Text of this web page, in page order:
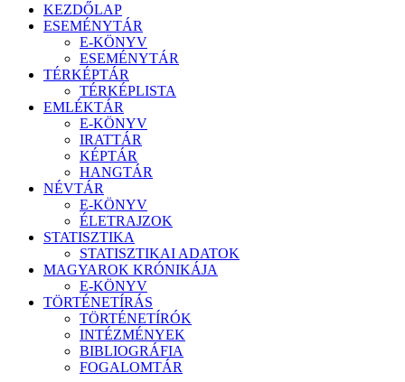
KEZDŐLAP
ESEMÉNYTÁR
E-KÖNYV
ESEMÉNYTÁR
TÉRKÉPTÁR
TÉRKÉPLISTA
EMLÉKTÁR
E-KÖNYV
IRATTÁR
KÉPTÁR
HANGTÁR
NÉVTÁR
E-KÖNYV
ÉLETRAJZOK
STATISZTIKA
STATISZTIKAI ADATOK
MAGYAROK KRÓNIKÁJA
E-KÖNYV
TÖRTÉNETÍRÁS
TÖRTÉNETÍRÓK
INTÉZMÉNYEK
BIBLIOGRÁFIA
FOGALOMTÁR